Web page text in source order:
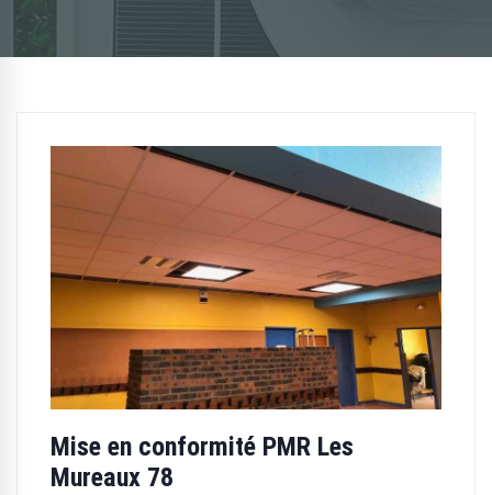
Mise en conformité PMR Les
Mureaux 78